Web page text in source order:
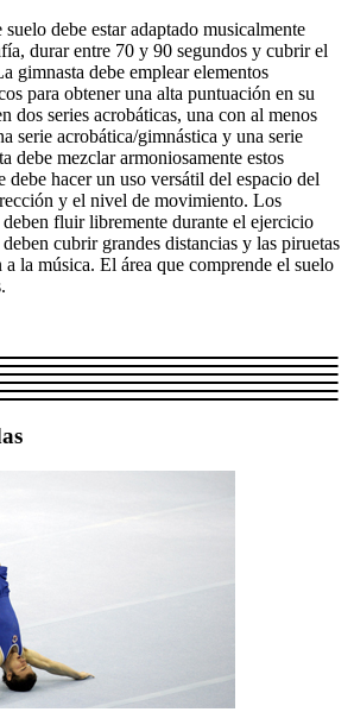
debe estar adaptado musicalmente
durar entre 70 y 90 segundos y cubrir el
gimnasta debe emplear elementos
para obtener una alta puntuación en su
dos series acrobáticas, una con al menos
serie acrobática/gimnástica y una serie
debe mezclar armoniosamente estos
debe hacer un uso versátil del espacio del
y el nivel de movimiento. Los
fluir libremente durante el ejercicio
cubrir grandes distancias y las piruetas
la música. El área que comprende el suelo